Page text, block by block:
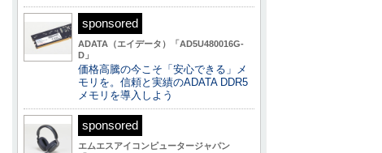
sponsored
ADATA（エイデータ）「AD5U480016G-
D」
価格高騰の今こそ「安心できる」メ
モリを。信頼と実績のADATA DDR5
メモリを導入しよう
sponsored
エムエスアイコンピュータージャパン